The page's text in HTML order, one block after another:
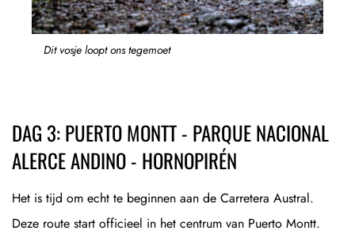
Dit vosje loopt ons tegemoet
DAG 3: PUERTO MONTT - PARQUE NACIONAL
ALERCE ANDINO - HORNOPIRÉN
Het is tijd om echt te beginnen aan de Carretera Austral.
Deze route start officieel in het centrum van Puerto Montt.